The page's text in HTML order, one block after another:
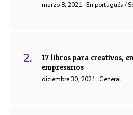
marzo 8, 2021 En portugués /
17 libros para creativos,
empresarios
diciembre 30, 2021 General